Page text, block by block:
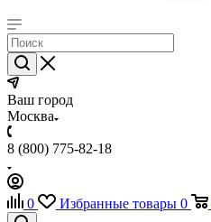
Ваш город
Москва
8 (800) 775-82-18
0 Избранные товары 0